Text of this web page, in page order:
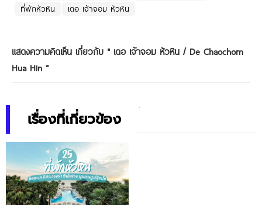
ที่พักหัวหิน
เดอ เจ้าจอม หัวหิน
แสดงความคิดเห็น เกี่ยวกับ " เดอ เจ้าจอม หัวหิน / De Chaochom
Hua Hin "
เรื่องที่เกี่ยวข้อง